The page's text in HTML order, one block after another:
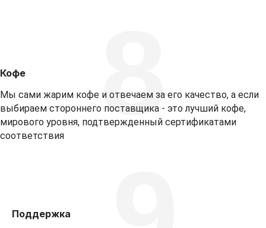
Кофе
Мы сами жарим кофе и отвечаем за его качество, а если
выбираем стороннего поставщика - это лучший кофе,
мирового уровня, подтвержденный сертификатами
соответствия
8
Поддержка